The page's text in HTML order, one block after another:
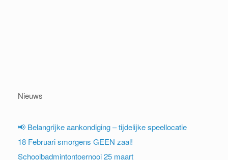
Nieuws
📢 Belangrijke aankondiging – tijdelijke speellocatie
18 Februari smorgens GEEN zaal!
Schoolbadmintontoernooi 25 maart